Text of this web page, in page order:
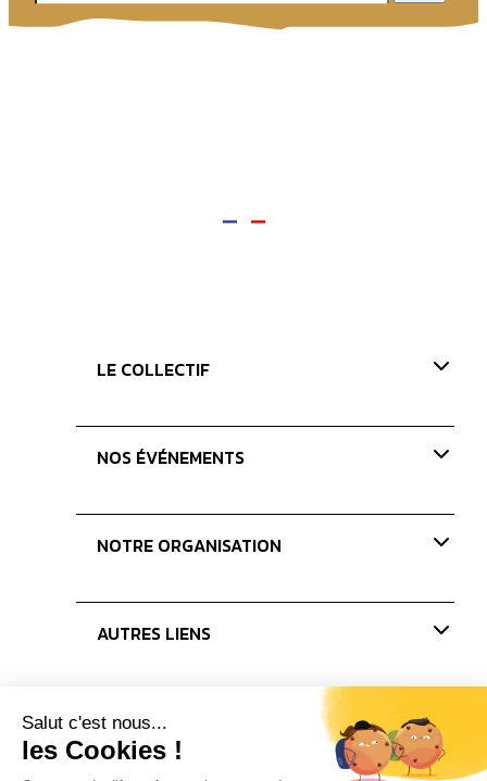
LE COLLECTIF
Présentation
Nos missions
NOS ÉVÉNEMENTS
Les concours
NOTRE ORGANISATION
AUTRES LIENS
Presse